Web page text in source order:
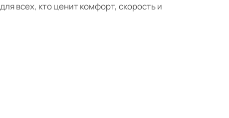
всех, кто ценит комфорт, скорость и